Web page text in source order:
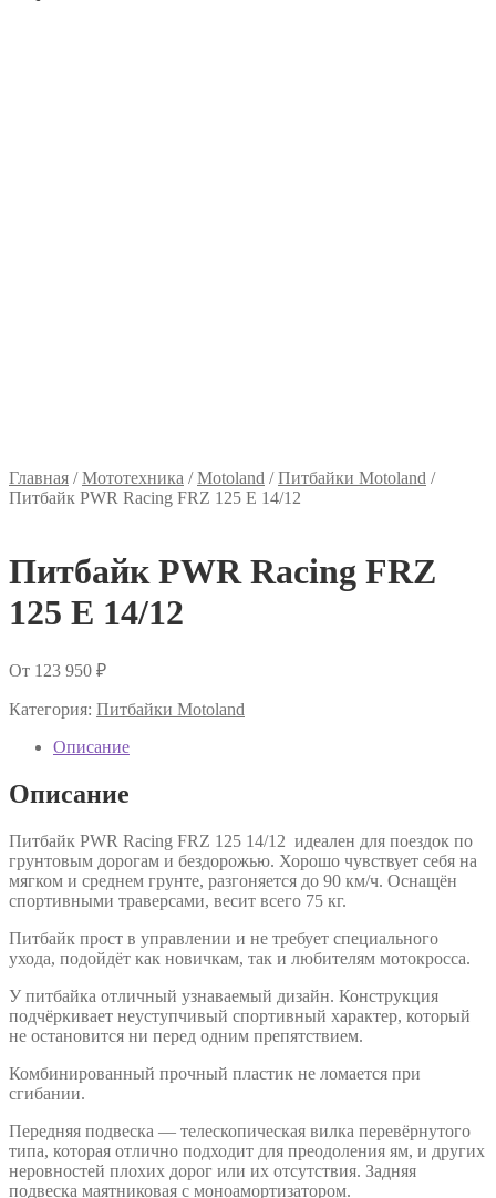
Главная /Мототехника /Motoland /Питбайки Motoland /
Питбайк PWR Racing FRZ 125 E 14/12
Питбайк PWR Racing FRZ
125 E 14/12
От 123 950 ₽
Категория: Питбайки Motoland
Описание
Описание
Питбайк PWR Racing FRZ 125 14/12 идеален для поездок по
грунтовым дорогам и бездорожью. Хорошо чувствует себя на
мягком и среднем грунте, разгоняется до 90 км/ч. Оснащён
спортивными траверсами, весит всего 75 кг.
Питбайк прост в управлении и не требует специального
ухода, подойдёт как новичкам, так и любителям мотокросса.
У питбайка отличный узнаваемый дизайн. Конструкция
подчёркивает неуступчивый спортивный характер, который
не остановится ни перед одним препятствием.
Комбинированный прочный пластик не ломается при
сгибании.
Передняя подвеска — телескопическая вилка перевёрнутого
типа, которая отлично подходит для преодоления ям, и других
неровностей плохих дорог или их отсутствия. Задняя
подвеска маятниковая с моноамортизатором.